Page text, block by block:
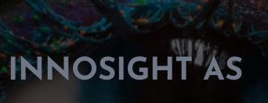
INNOSIGHT AS